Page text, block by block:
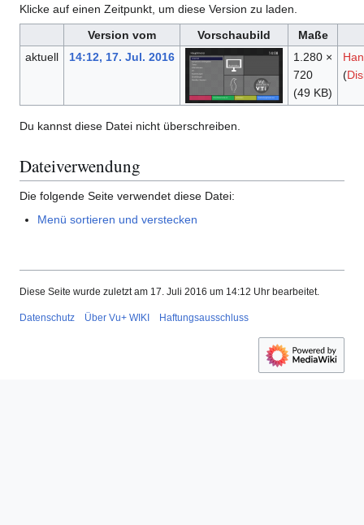
Klicke auf einen Zeitpunkt, um diese Version zu laden.
Version vom
Vorschaubild
Maße
aktuell
14:12, 17. Jul. 2016
1.280 ×
720
(49 KB)
(
Du kannst diese Datei nicht überschreiben.
Dateiverwendung
Die folgende Seite verwendet diese Datei:
Menü sortieren und verstecken
Diese Seite wurde zuletzt am 17. Juli 2016 um 14:12 Uhr bearbeitet.
Datenschutz Über Vu+ WIKI Haftungsausschluss